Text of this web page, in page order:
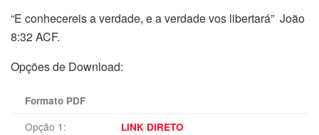
“E conhecereis a verdade, e a verdade vos libertará” João
8:32 ACF.
Opções de Download:
Formato PDF
Opção 1: LINK DIRETO